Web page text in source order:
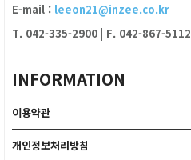
E-mail : leeon21@inzee.co.kr
T. 042-335-2900 | F. 042-867-5112
INFORMATION
이용약관
개인정보처리방침